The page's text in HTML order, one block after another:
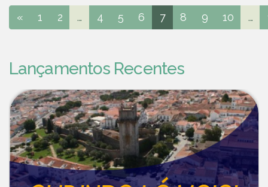
« 1 2 ... 4 5 6 7 8 9 10 ...
Lançamentos Recentes